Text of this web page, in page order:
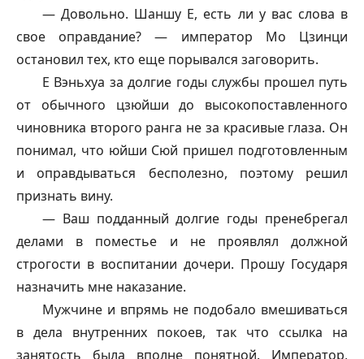
— Довольно. Шаншу Е, есть ли у вас слова в
свое оправдание? — император Мо Цзинци
остановил тех, кто еще порывался заговорить.
Е Вэньхуа за долгие годы службы прошел путь
от обычного цзюйши до высокопоставленного
чиновника второго ранга не за красивые глаза. Он
понимал, что юйши Сюй пришел подготовленным
и оправдываться бесполезно, поэтому решил
признать вину.
— Ваш подданный долгие годы пренебрегал
делами в поместье и не проявлял должной
строгости в воспитании дочери. Прошу Государя
назначить мне наказание.
Мужчине и впрямь не подобало вмешиваться
в дела внутренних покоев, так что ссылка на
занятость была вполне понятной. Император,